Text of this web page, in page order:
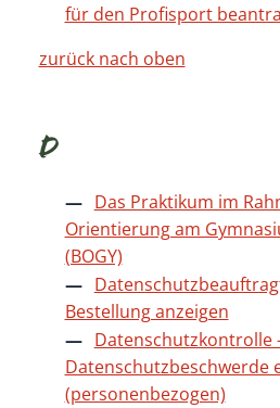
für den Profisport
zurück nach oben
D
Das Praktikum im
Orientierung am
(BOGY)
Bestellung anzeigen
Datenschutzkontrolle
Datenschutzbeschwerde
(personenbezogen)